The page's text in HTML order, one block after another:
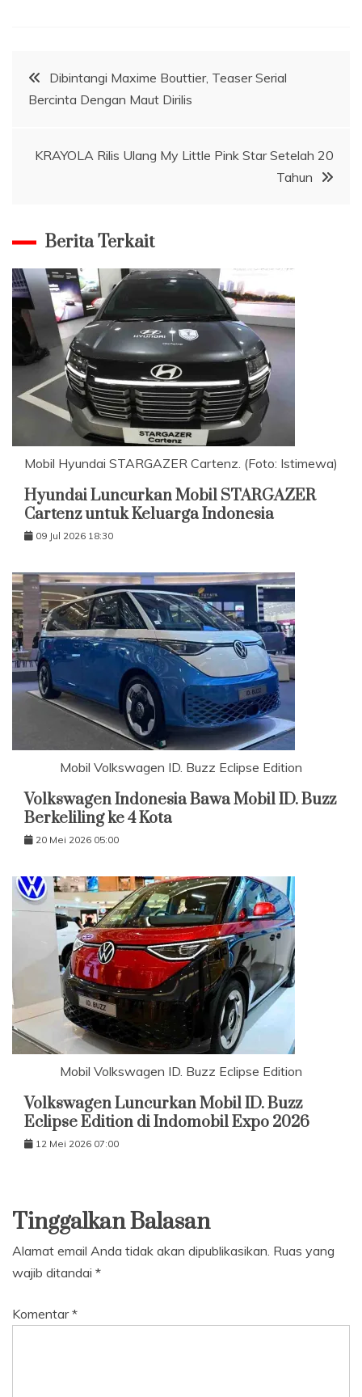
Navigasi
pos
Dibintangi Maxime Bouttier, Teaser Serial
Bercinta Dengan Maut Dirilis
KRAYOLA Rilis Ulang My Little Pink Star Setelah 20
Tahun
Berita Terkait
Mobil Hyundai STARGAZER Cartenz. (Foto: Istimewa)
Hyundai Luncurkan Mobil STARGAZER
Cartenz untuk Keluarga Indonesia
09 Jul 2026 18:30
Mobil Volkswagen ID. Buzz Eclipse Edition
Volkswagen Indonesia Bawa Mobil ID. Buzz
Berkeliling ke 4 Kota
20 Mei 2026 05:00
Mobil Volkswagen ID. Buzz Eclipse Edition
Volkswagen Luncurkan Mobil ID. Buzz
Eclipse Edition di Indomobil Expo 2026
12 Mei 2026 07:00
Tinggalkan Balasan
Alamat email Anda tidak akan dipublikasikan. Ruas yang
wajib ditandai *
Komentar*